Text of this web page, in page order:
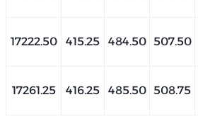
507.50
484.50
415.25
17222.50
508.75
485.50
416.25
17261.25